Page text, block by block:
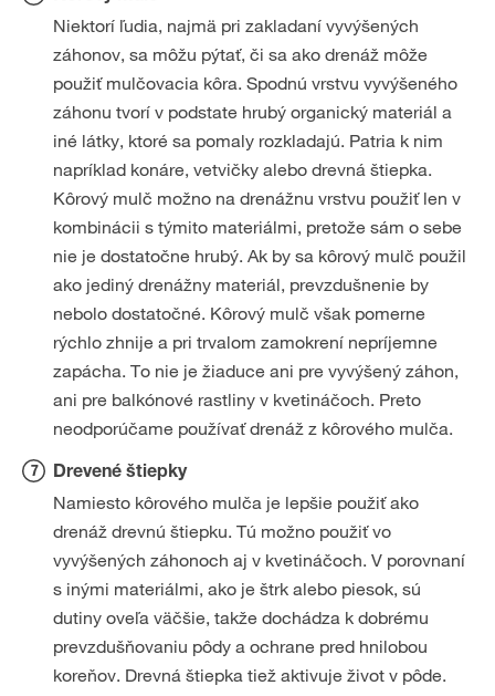
Niektorí ľudia, najmä pri zakladaní vyvýšených
záhonov, sa môžu pýtať, či sa ako drenáž môže
použiť mulčovacia kôra. Spodnú vrstvu vyvýšeného
záhonu tvorí v podstate hrubý organický materiál a
iné látky, ktoré sa pomaly rozkladajú. Patria k nim
napríklad konáre, vetvičky alebo drevná štiepka.
Kôrový mulč možno na drenážnu vrstvu použiť len v
kombinácii s týmito materiálmi, pretože sám o sebe
nie je dostatočne hrubý. Ak by sa kôrový mulč použil
ako jediný drenážny materiál, prevzdušnenie by
nebolo dostatočné. Kôrový mulč však pomerne
rýchlo zhnije a pri trvalom zamokrení nepríjemne
zapácha. To nie je žiaduce ani pre vyvýšený záhon,
ani pre balkónové rastliny v kvetináčoch. Preto
neodporúčame používať drenáž z kôrového mulča.
Drevené štiepky
Namiesto kôrového mulča je lepšie použiť ako
drenáž drevnú štiepku. Tú možno použiť vo
vyvýšených záhonoch aj v kvetináčoch. V porovnaní
s inými materiálmi, ako je štrk alebo piesok, sú
dutiny oveľa väčšie, takže dochádza k dobrému
prevzdušňovaniu pôdy a ochrane pred hnilobou
koreňov. Drevná štiepka tiež aktivuje život v pôde.